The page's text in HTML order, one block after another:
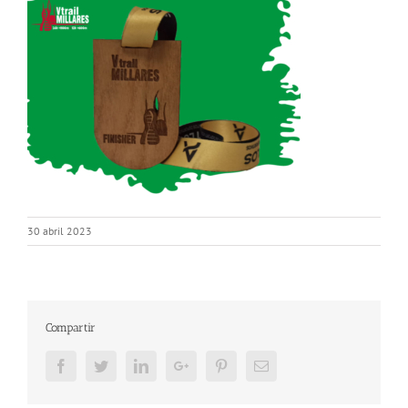
30 abril 2023
Compartir
FacebookTwitterLinkedInGoogle+ PinterestEmail